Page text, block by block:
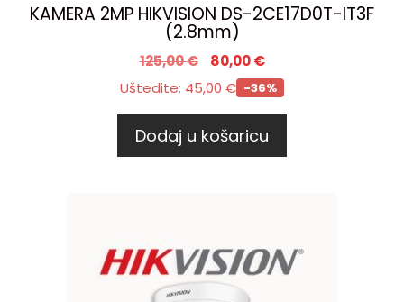
KAMERA 2MP HIKVISION DS-2CE17D0T-IT3F
(2.8mm)
125,00€ 80,00€
Uštedite: 45,00 € -36%
Dodaj u košaricu